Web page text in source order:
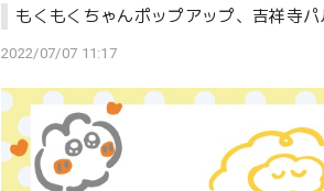
もくもくちゃんポップアップ、吉祥寺パ
2022/07/07 11:17